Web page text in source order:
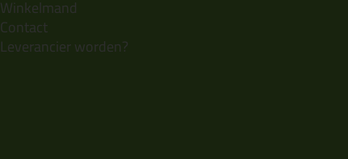
Winkelmand
Contact
Leverancier worden?